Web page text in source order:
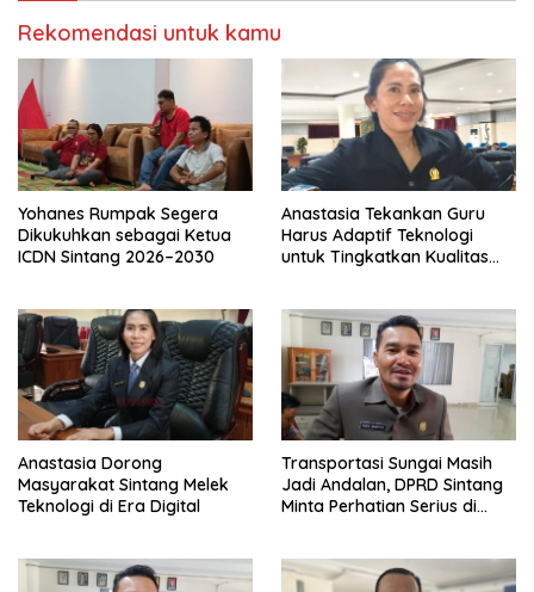
Rekomendasi untuk kamu
Yohanes Rumpak Segera
Dikukuhkan sebagai Ketua
ICDN Sintang 2026–2030
Anastasia Tekankan Guru
Harus Adaptif Teknologi
untuk Tingkatkan Kualitas
Anastasia Dorong
Masyarakat Sintang Melek
Teknologi di Era Digital
Transportasi Sungai Masih
Jadi Andalan, DPRD Sintang
Minta Perhatian Serius di